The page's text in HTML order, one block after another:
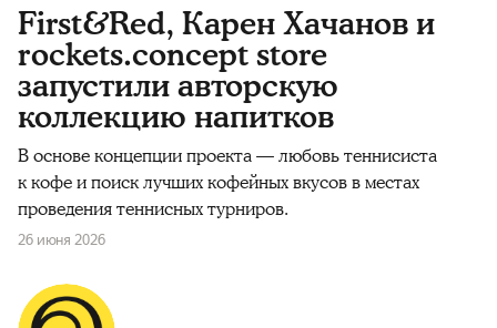
First&Red, Карен Хачанов и
rockets.concept store
запустили авторскую
коллекцию напитков
В основе концепции проекта — любовь теннисиста
к кофе и поиск лучших кофейных вкусов в местах
проведения теннисных турниров.
26 июня 2026